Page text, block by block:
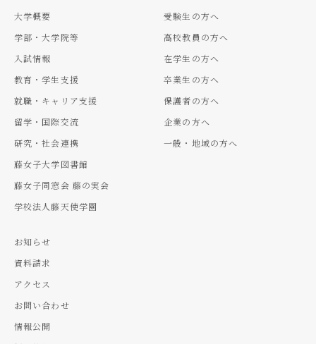
大学概要
学部・大学院等
入試情報
教育・学生支援
就職・キャリア支援
留学・国際交流
研究・社会連携
藤女子大学図書館
藤女子同窓会 藤の実会
学校法人藤天使学園
受験生の方へ
高校教員の方へ
在学生の方へ
卒業生の方へ
保護者の方へ
企業の方へ
一般・地域の方へ
お知らせ
資料請求
アクセス
お問い合わせ
情報公開